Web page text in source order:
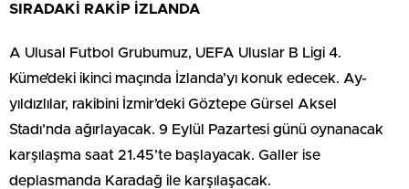
SIRADAKİ RAKİP İZLANDA
A Ulusal Futbol Grubumuz, UEFA Uluslar B Ligi 4.
Küme’deki ikinci maçında İzlanda’yı konuk edecek. Ay-
yıldızlılar, rakibini İzmir’deki Göztepe Gürsel Aksel
Stadı’nda ağırlayacak. 9 Eylül Pazartesi günü oynanacak
karşılaşma saat 21.45’te başlayacak. Galler ise
deplasmanda Karadağ ile karşılaşacak.